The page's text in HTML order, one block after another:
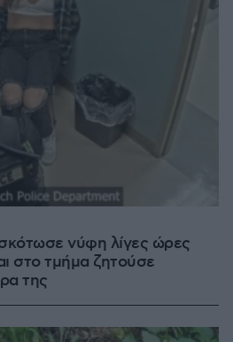
νύφη λίγες ώρες
στο τμήμα ζητούσε
της